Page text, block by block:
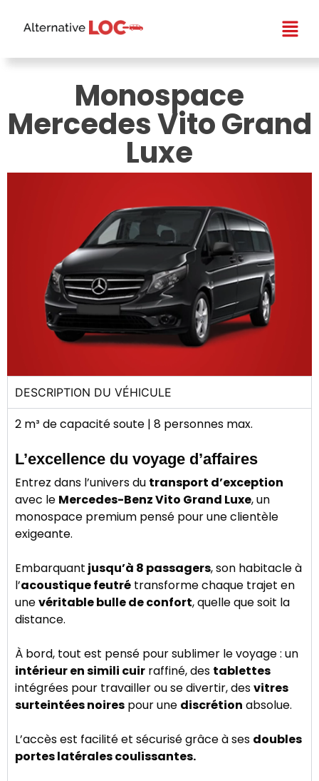
Monospace
Mercedes Vito Grand
Luxe
DESCRIPTION DU VÉHICULE
2 m³ de capacité soute | 8 personnes max.
L’excellence du voyage d’affaires
Entrez dans l’univers du transport d’exception
avec le Mercedes-Benz Vito Grand Luxe, un
monospace premium pensé pour une clientèle
exigeante.
Embarquant jusqu’à 8 passagers, son habitacle à
l’acoustique feutré transforme chaque trajet en
unevéritable bulle de confort, quelle que soit la
distance.
À bord, tout est pensé pour sublimer le voyage : un
intérieur en simili cuir raffiné, des tablettes
intégrées pour travailler ou se divertir, desvitres
surteintées noires pour une discrétion absolue.
L’accès est facilité et sécurisé grâce à ses doubles
portes latérales coulissantes.